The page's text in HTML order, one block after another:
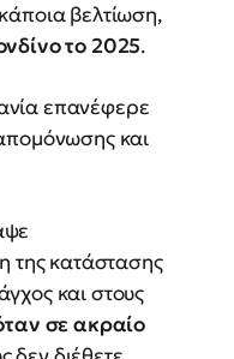
βελτίωση,
το 2025.
επανέφερε
και
της κατάστασης
και στους
σε ακραίο